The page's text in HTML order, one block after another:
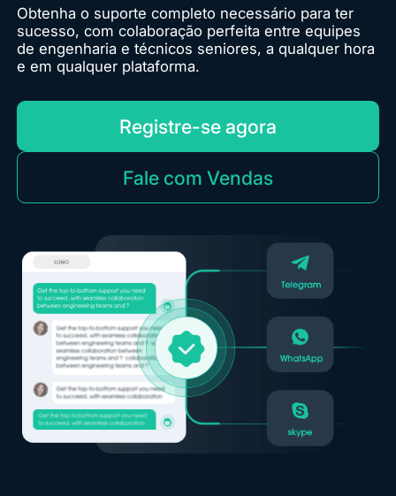
Obtenha o suporte completo necessário para ter
sucesso, com colaboração perfeita entre equipes
de engenharia e técnicos seniores, a qualquer hora
e em qualquer plataforma.
Registre-se agora
Fale com Vendas